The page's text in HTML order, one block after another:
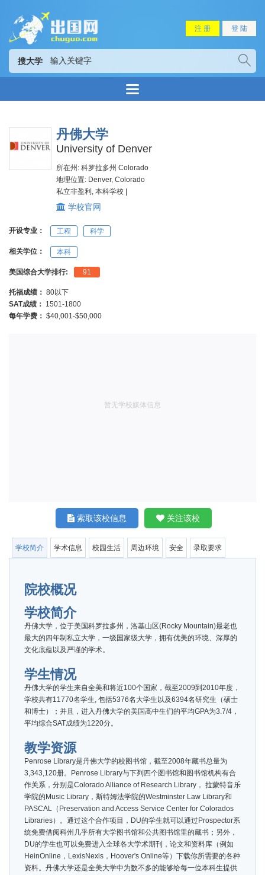
注 册 登 陆
搜大学
丹佛大学
University of Denver
所在州: 科罗拉多州 Colorado
地理位置: Denver, Colorado
私立非盈利, 本科学校 |
学校官网
开设专业： 工程 科学
相关学位： 本科
美国综合大学排行: 91
托福成绩： 80以下
SAT成绩： 1501-1800
每年学费： $40,001-$50,000
暂无学校媒体信息
关注该校
索取该校信息
学校简介 学术信息 校园生活 周边环境 安全 录取要求
院校概况
学校简介
丹佛大学，位于美国科罗拉多州，洛基山区(Rocky Mountain)最老也
最大的四年制私立大学，一级国家级大学，拥有优美的环境、深厚的
文化底蕴以及严谨的学术。
学生情况
丹佛大学的学生来自全美和将近100个国家，截至2009到2010年度，
学校共有11770名学生, 包括5376名大学生以及6394名研究生（硕士
和博士）；并且，进入丹佛大学的美国高中生们的平均GPA为3.7/4，
平均综合SAT成绩为1220分。
教学资源
Penrose Library是丹佛大学的校图书馆，截至2008年藏书总量为
3,343,120册。Penrose Library与下列四个图书馆和图书馆机构有合
作关系，分别是Colorado Alliance of Research Library， 拉蒙特音乐
学院的Music Library，斯特姆法学院的Westminster Law Library和
PASCAL（Preservation and Access Service Center for Colorados
Libraries）。通过这个合作项目，DU的学生就可以通过Prospector系
统免费借阅科州几乎所有大学图书馆和公共图书馆里的藏书；另外，
DU的学生也可以免费进入全球各大学术期刊，论文和资料库（例如
HeinOnline，LexisNexis，Hoover's Online等）下载你所需要的各种
资料。丹佛大学还是全美大学中为数不多的能够给每一位本科生提供